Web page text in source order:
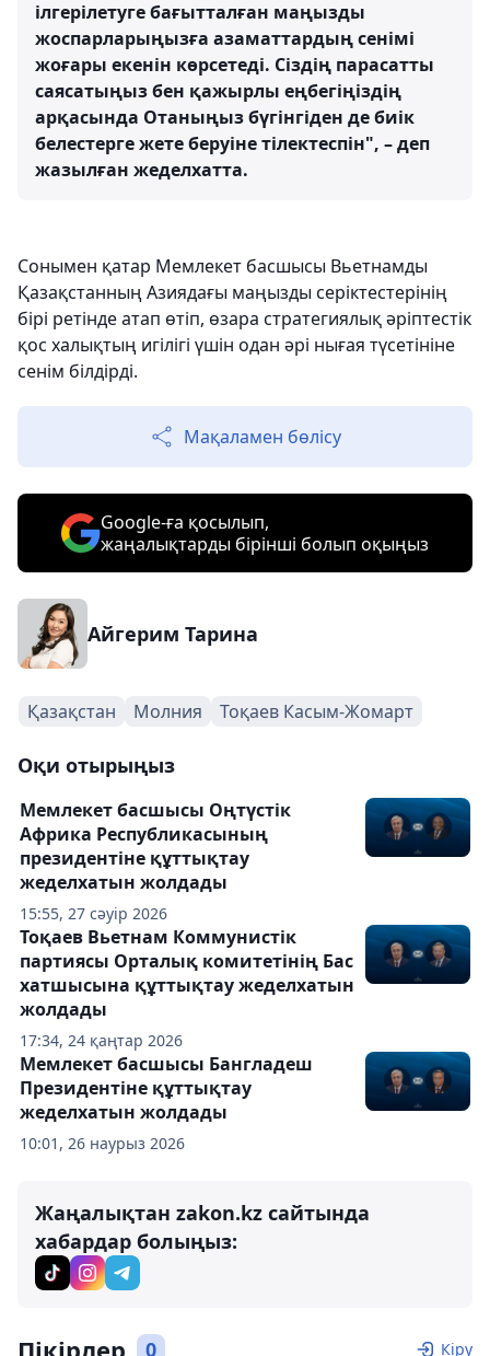
ілгерілетуге бағытталған маңызды
жоспарларыңызға азаматтардың сенімі
жоғары екенін көрсетеді. Сіздің парасатты
саясатыңыз бен қажырлы еңбегіңіздің
арқасында Отаныңыз бүгінгіден де биік
белестерге жете беруіне тілектеспін", – деп
жазылған жеделхатта.
Сонымен қатар Мемлекет басшысы Вьетнамды
Қазақстанның Азиядағы маңызды серіктестерінің
бірі ретінде атап өтіп, өзара стратегиялық әріптестік
қос халықтың игілігі үшін одан әрі нығая түсетініне
сенім білдірді.
Мақаламен бөлісу
Google-ға қосылып,
жаңалықтарды бірінші болып оқыңыз
Айгерим Тарина
Қазақстан Молния Тоқаев Касым-Жомарт
Оқи отырыңыз
15:55, 27 сәуір 2026
Мемлекет басшысы Оңтүстік
Африка Республикасының
президентіне құттықтау
жеделхатын жолдады
17:34, 24 қаңтар 2026
Тоқаев Вьетнам Коммунистік
партиясы Орталық комитетінің Бас
хатшысына құттықтау жеделхатын
жолдады
10:01, 26 наурыз 2026
Мемлекет басшысы Бангладеш
Президентіне құттықтау
жеделхатын жолдады
Жаңалықтан zakon.kz сайтында
хабардар болыңыз:
Пікірлер 0 Кіру